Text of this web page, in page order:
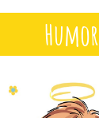
Humor